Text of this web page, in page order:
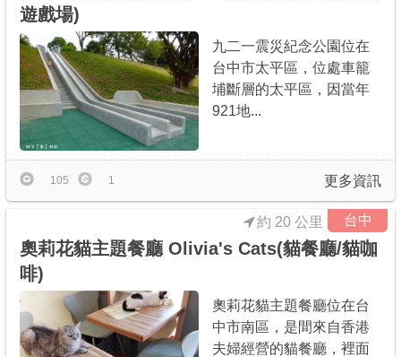
遊戲場)
九二一震災紀念公園位在
台中市太平區，位處車籠
埔斷層的太平區，因當年
921地...
更多資訊
105 1
台中
奧莉花貓主題餐廳 Olivia's Cats(貓餐廳/貓咖
啡)
約 20 公里
奧莉花貓主題餐廳位在台
中市南區，是間來自香港
夫婦經營的貓餐廳，裡面